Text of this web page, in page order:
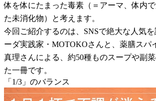
体を体にたまった毒素（＝アーマ、体内
た未消化物）と考えます。
今回ご紹介するのは、SNSで絶大な人気
ーダ実践家・MOTOKOさんと、薬膳スパ
真理さんによる、約50種ものスープや副
た一冊です。
「1/3」のバランス